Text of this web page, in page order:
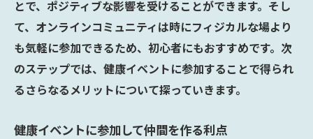
とで、ポジティブな影響を受けることができます。そし
て、オンラインコミュニティは時にフィジカルな場より
も気軽に参加できるため、初心者にもおすすめです。次
のステップでは、健康イベントに参加することで得られ
るさらなるメリットについて探っていきます。
健康イベントに参加して仲間を作る利点